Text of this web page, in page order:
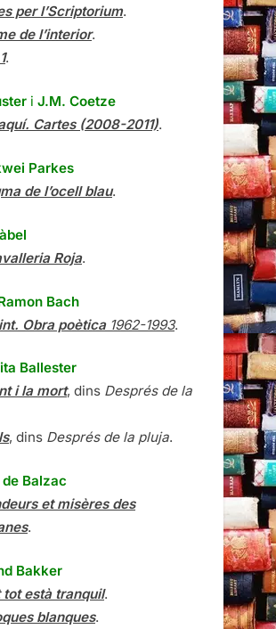
per l’Scriptorium.
de l’interior.
.
i J.M. Coetze
Cartes (2008-2011).
Parkes
de l’ocell blau.
Roja.
Bach
Obra poètica1962-1993.
Ballester
i la mort, dins Després de la
, dins Després de la pluja.
Balzac
et misères des
.
Bakker
tot està tranquil.
blanques.